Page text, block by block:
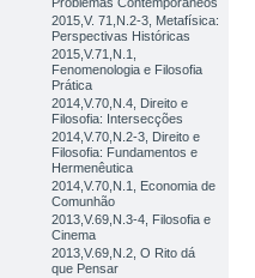
2015,V. 71,N.2-3, Metafísica:
Perspectivas Históricas
2015,V.71,N.1,
Fenomenologia e Filosofia
Prática
2014,V.70,N.4, Direito e
Filosofia: Intersecções
2014,V.70,N.2-3, Direito e
Filosofia: Fundamentos e
Hermenêutica
2014,V.70,N.1, Economia de
Comunhão
2013,V.69,N.3-4, Filosofia e
Cinema
2013,V.69,N.2, O Rito dá
que Pensar